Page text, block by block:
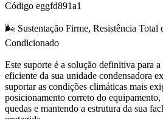
Código eggfd891a1
🌬️ Sustentação Firme, Resistência Total
Condicionado
Este suporte é a solução definitiva para
eficiente da sua unidade condensadora
suportar as condições climáticas mais
posicionamento correto do
quedas e mantendo a estrutura da sua